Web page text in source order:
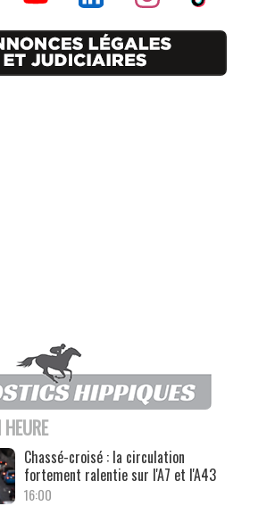
Chassé-croisé : la circulation
fortement ralentie sur l'A7 et l'A43
16:00